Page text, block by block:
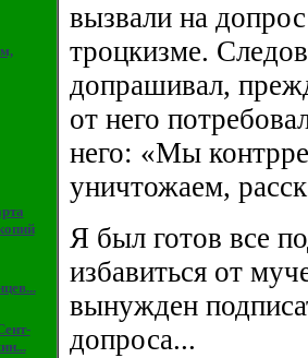
вызвали на
троцкизме.
допрашивал,
от него
него: «Мы
уничтожаем,
Я был готов все
избавиться от
вынужден
допроса...